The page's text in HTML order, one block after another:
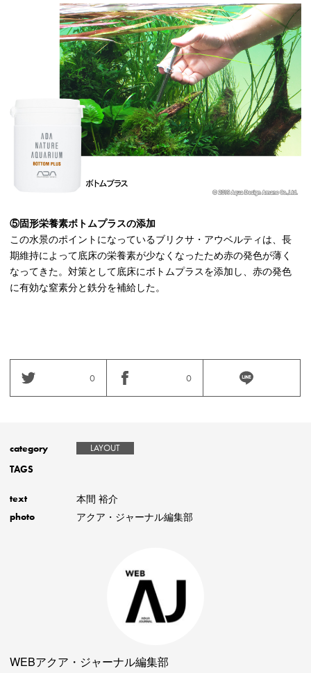
⑤固形栄養素ボトムプラスの添加
この水景のポイントになっているブリクサ・アウベルティは、長
期維持によって底床の栄養素が少なくなったため赤の発色が薄く
なってきた。対策として底床にボトムプラスを添加し、赤の発色
に有効な窒素分と鉄分を補給した。
0 0
category LAYOUT
TAGS
text 本間 裕介
photo アクア・ジャーナル編集部
WEBアクア・ジャーナル編集部